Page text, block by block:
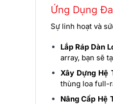
Ứng Dụng
Sự linh hoạt và
Lắp Ráp Dàn
array, bạn sẽ
Xây Dựng Hệ
thùng loa full-
Nâng Cấp Hệ